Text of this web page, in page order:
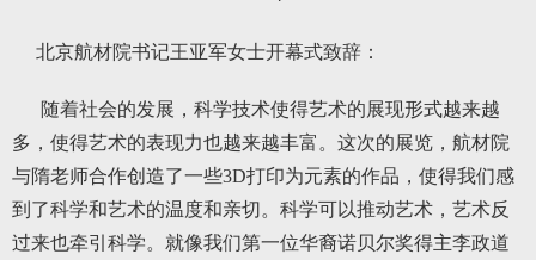
北京航材院书记王亚军女士开幕式致辞：
随着社会的发展，科学技术使得艺术的展现形式越来越
多，使得艺术的表现力也越来越丰富。这次的展览，航材院
与隋老师合作创造了一些3D打印为元素的作品，使得我们感
到了科学和艺术的温度和亲切。科学可以推动艺术，艺术反
过来也牵引科学。就像我们第一位华裔诺贝尔奖得主李政道